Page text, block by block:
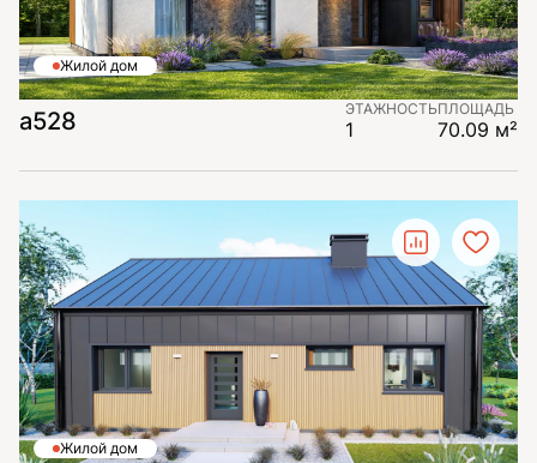
Жилой дом
а528 ЭТАЖНОСТЬ
1
ПЛОЩАДЬ
70.09 м²
Жилой дом